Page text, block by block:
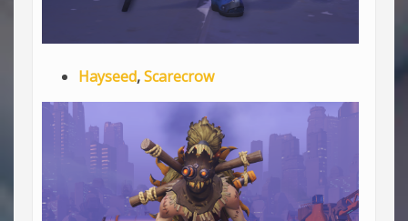
Hayseed,Scarecrow